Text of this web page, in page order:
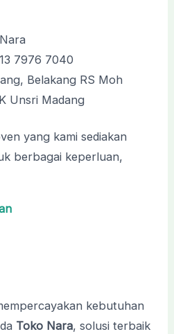
7976 7040
Belakang RS Moh
Unsri Madang
yang kami sediakan
berbagai keperluan,
kebutuhan
Toko Nara, solusi terbaik